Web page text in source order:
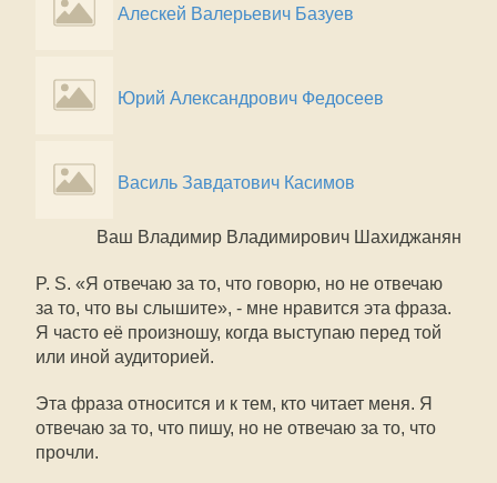
Алескей Валерьевич Базуев
Юрий Александрович Федосеев
Василь Завдатович Касимов
Ваш Владимир Владимирович Шахиджанян
P. S. «Я отвечаю за то, что говорю, но не отвечаю
за то, что вы слышите», - мне нравится эта фраза.
Я часто её произношу, когда выступаю перед той
или иной аудиторией.
Эта фраза относится и к тем, кто читает меня. Я
отвечаю за то, что пишу, но не отвечаю за то, что
прочли.